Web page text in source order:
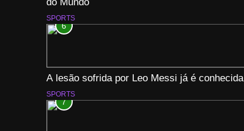
SPORTS
6
A lesão sofrida por Leo Messi já é conhecida
SPORTS
7